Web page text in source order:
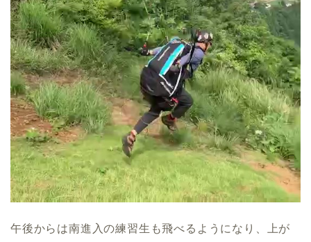
午後からは南進入の練習生も飛べるようになり、上が